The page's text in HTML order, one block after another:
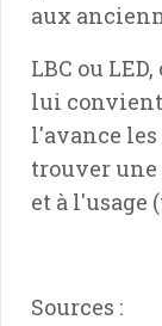
aux
LBC ou
lui
l'avance
trouver une
et à l'usage
Sources :